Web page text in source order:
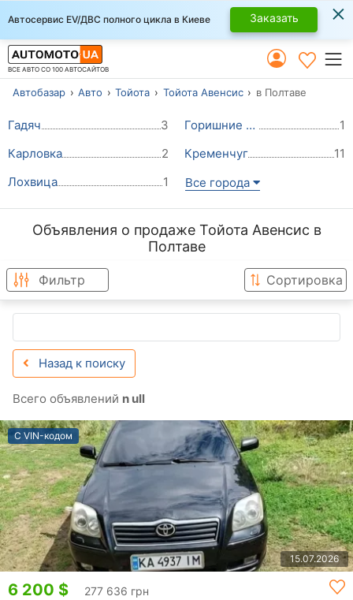
Автосервис EV/ДВС полного цикла в Киеве Заказать ×
ВСЕ АВТО СО 100 АВТОСАЙТОВ
Автобазар Авто Тойота Тойота Авенсис в Полтаве
Гадяч 3 Горишние Плавни (Комсомольск)
1
Карловка
2 Кременчуг
11
Лохвица
1 Все города
Объявления о продаже Тойота Авенсис в
Полтаве
Фильтр Сортировка
Назад к поиску
Всего объявлений n ull
С VIN-кодом
15.07.2026
6 200 $ 277 636 грн